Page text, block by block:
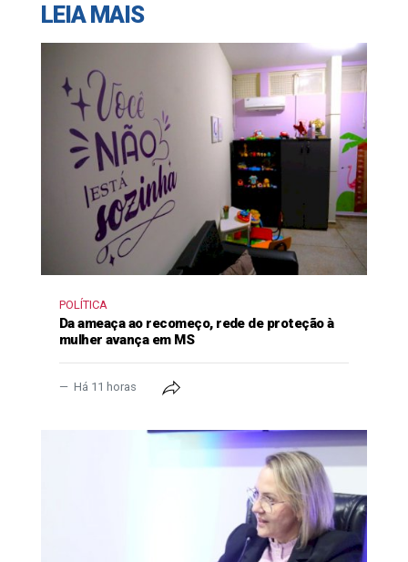
LEIA MAIS
POLÍTICA
Da ameaça ao recomeço, rede de proteção à
mulher avança em MS
Há 11 horas